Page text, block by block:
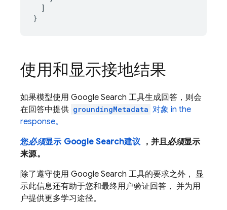
]
}
使用和显示接地结果
如果模型使用 Google Search 工具生成回答，则会
在回答中提供 groundingMetadata 对象 in the
response。
您必须显示 Google Search建议 ，并且必须显示
来源。
除了遵守使用 Google Search 工具的要求之外， 显
示此信息还有助于您和最终用户验证回答， 并为用
户提供更多学习途径。